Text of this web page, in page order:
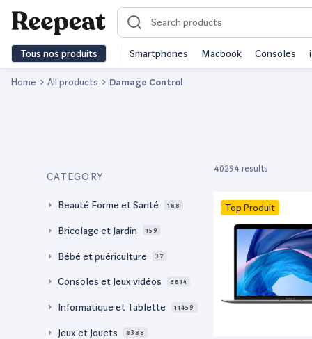
Tous nos produits Smartphones Macbook Consoles
Home All products Damage Control
CATEGORY
Beauté Forme et Santé 188
Bricolage et Jardin 159
Bébé et puériculture 37
Consoles et Jeux vidéos 6814
Informatique et Tablette 11459
Jeux et Jouets 8388
40294 results
Top Produit